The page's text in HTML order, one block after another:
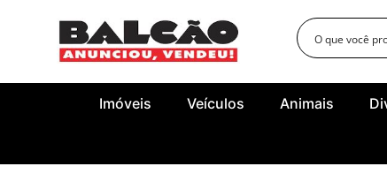
Imóveis Veículos Animais